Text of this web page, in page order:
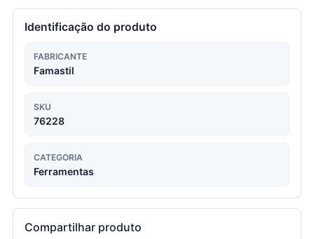
Identificação do produto
FABRICANTE
Famastil
SKU
76228
CATEGORIA
Ferramentas
Compartilhar produto